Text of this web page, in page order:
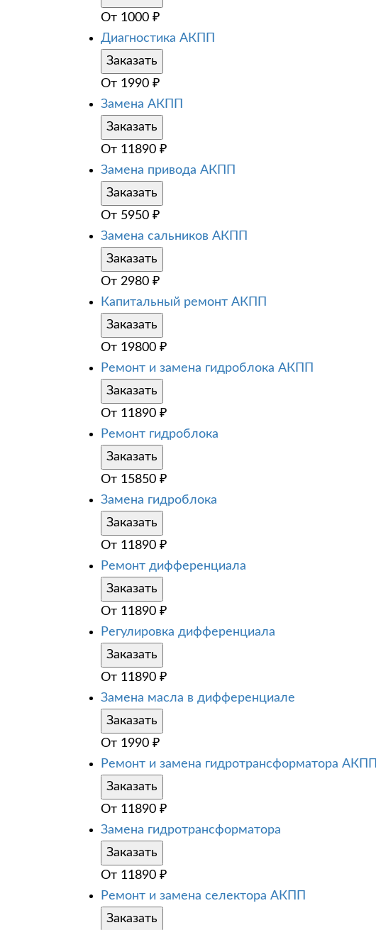
От 1000 ₽
Диагностика АКПП
Заказать
От 1990 ₽
Замена АКПП
Заказать
От 11890 ₽
Замена привода АКПП
Заказать
От 5950 ₽
Замена сальников АКПП
Заказать
От 2980 ₽
Капитальный ремонт АКПП
Заказать
От 19800 ₽
Ремонт и замена гидроблока АКПП
Заказать
От 11890 ₽
Ремонт гидроблока
Заказать
От 15850 ₽
Замена гидроблока
Заказать
От 11890 ₽
Ремонт дифференциала
Заказать
От 11890 ₽
Регулировка дифференциала
Заказать
От 11890 ₽
Замена масла в дифференциале
Заказать
От 1990 ₽
Ремонт и замена гидротрансформатора АКПП
Заказать
От 11890 ₽
Замена гидротрансформатора
Заказать
От 11890 ₽
Ремонт и замена селектора АКПП
Заказать